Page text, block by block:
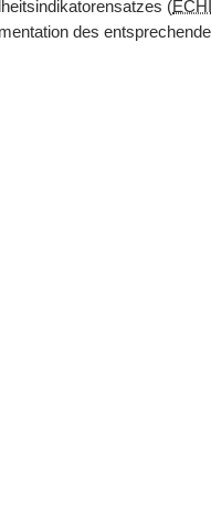
(ECHI
des